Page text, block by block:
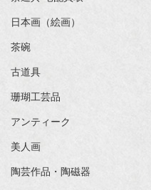
日本画（絵画）
茶碗
古道具
珊瑚工芸品
アンティーク
美人画
陶芸作品・陶磁器